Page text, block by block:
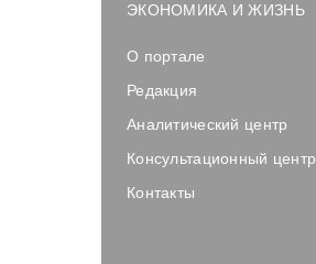
ЭКОНОМИКА И ЖИЗНЬ
О портале
Редакция
Аналитический центр
Консультационный центр
Контакты